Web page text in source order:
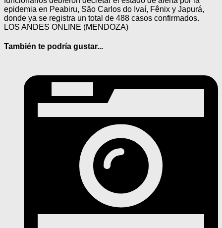
epidemia en Peabiru, São Carlos do Ivaí, Fênix y Japurá,
donde ya se registra un total de 488 casos confirmados.
LOS ANDES ONLINE (MENDOZA)
También te podría gustar...